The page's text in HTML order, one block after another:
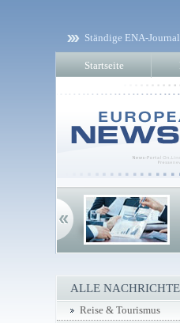
Ständige ENA-
Startseite
ALLE
Reise & Tourismus